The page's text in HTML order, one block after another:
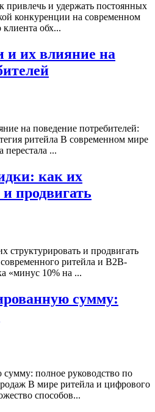
привлечь и удержать постоянных
конкуренции на современном
обх...
и их влияние на
на поведение потребителей:
ритейла В современном мире
перестала ...
как их
продвигать
структурировать и продвигать
ритейла и B2B-
«минус 10% на ...
сумму:
полное руководство по
В мире ритейла и цифрового
способов...